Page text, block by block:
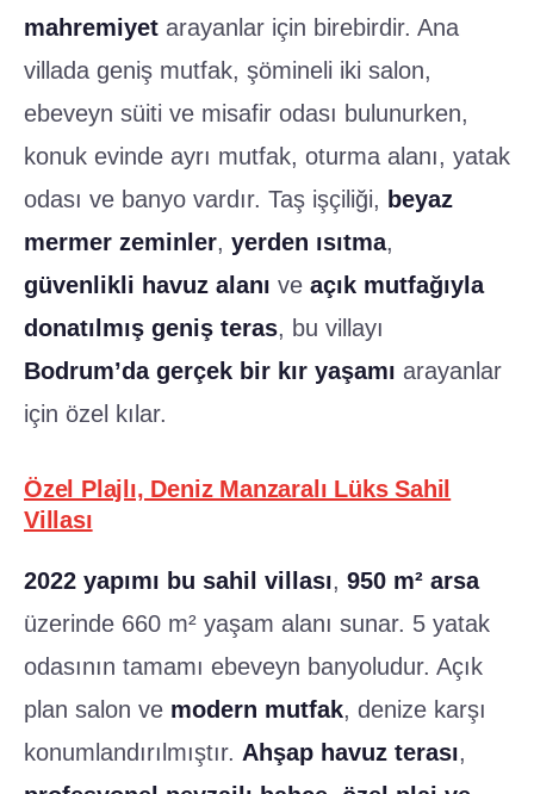
mahremiyet arayanlar için birebirdir. Ana
villada geniş mutfak, şömineli iki salon,
ebeveyn süiti ve misafir odası bulunurken,
konuk evinde ayrı mutfak, oturma alanı, yatak
odası ve banyo vardır. Taş işçiliği, beyaz
mermer zeminler, yerden ısıtma,
güvenlikli havuz alanı ve açık mutfağıyla
donatılmış geniş teras, bu villayı
Bodrum’da gerçek bir kır yaşamı arayanlar
için özel kılar.
Özel Plajlı, Deniz Manzaralı Lüks Sahil
Villası
2022 yapımı bu sahil villası, 950 m² arsa
üzerinde 660 m² yaşam alanı sunar. 5 yatak
odasının tamamı ebeveyn banyoludur. Açık
plan salon ve modern mutfak, denize karşı
konumlandırılmıştır. Ahşap havuz terası,